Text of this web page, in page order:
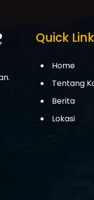
Quick Link
Home
Tentang
Berita
Lokasi